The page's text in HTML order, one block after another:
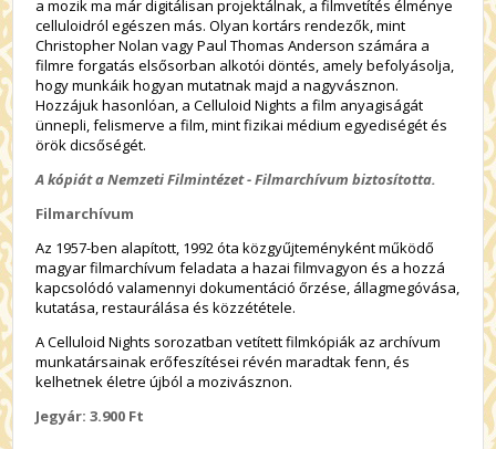
a mozik ma már digitálisan projektálnak, a filmvetítés élménye
celluloidról egészen más. Olyan kortárs rendezők, mint
Christopher Nolan vagy Paul Thomas Anderson számára a
filmre forgatás elsősorban alkotói döntés, amely befolyásolja,
hogy munkáik hogyan mutatnak majd a nagyvásznon.
Hozzájuk hasonlóan, a Celluloid Nights a film anyagiságát
ünnepli, felismerve a film, mint fizikai médium egyediségét és
örök dicsőségét.
A kópiát a Nemzeti Filmintézet - Filmarchívum biztosította.
Filmarchívum
Az 1957-ben alapított, 1992 óta közgyűjteményként működő
magyar filmarchívum feladata a hazai filmvagyon és a hozzá
kapcsolódó valamennyi dokumentáció őrzése, állagmegóvása,
kutatása, restaurálása és közzététele.
A Celluloid Nights sorozatban vetített filmkópiák az archívum
munkatársainak erőfeszítései révén maradtak fenn, és
kelhetnek életre újból a mozivásznon.
Jegyár: 3.900 Ft